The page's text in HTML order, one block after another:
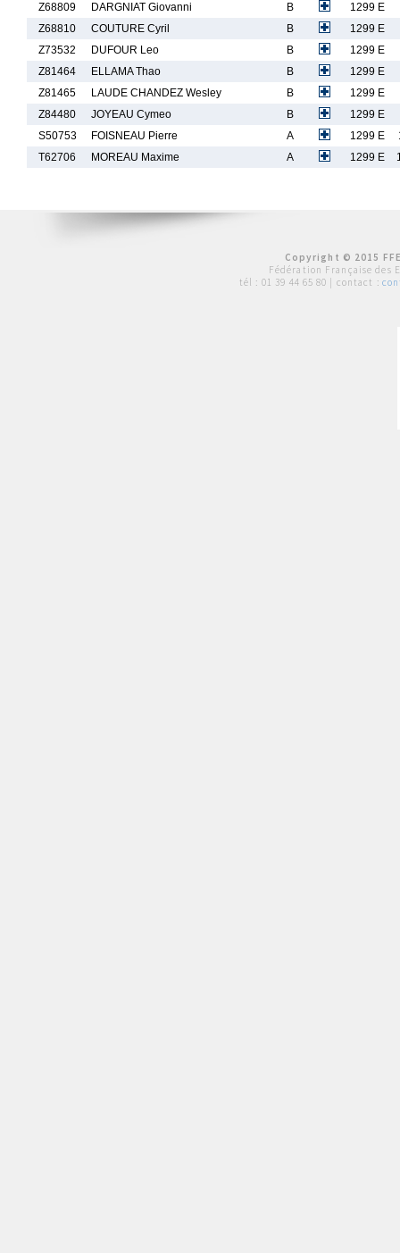
Z68809
DARGNIAT Giovanni B
1299 E
Z68810
COUTURE Cyril B
1299 E
Z73532
DUFOUR Leo B
1299 E
Z81464
ELLAMA Thao B
1299 E
Z81465
LAUDE CHANDEZ Wesley B
1299 E
Z84480
JOYEAU Cymeo B
1299 E
S50753
FOISNEAU Pierre A 1299 E
T62706
MOREAU Maxime A 1299 E
Copyright © 2015
Fédération Française des
tél : 01 39 44 65 80 | contact :